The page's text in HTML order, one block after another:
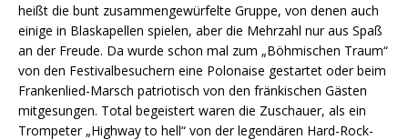
heißt die bunt zusammengewürfelte Gruppe, von denen auch
einige in Blaskapellen spielen, aber die Mehrzahl nur aus Spaß
an der Freude. Da wurde schon mal zum „Böhmischen Traum“
von den Festivalbesuchern eine Polonaise gestartet oder beim
Frankenlied-Marsch patriotisch von den fränkischen Gästen
mitgesungen. Total begeistert waren die Zuschauer, als ein
Trompeter „Highway to hell“ von der legendären Hard-Rock-